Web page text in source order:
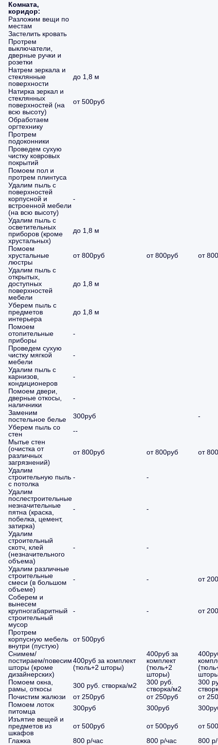
Комната,
коридор:
Разложим вещи по
местам
Застелить кровать
Протрем
выключатели,
дверные ручки и
розетки
Натрем зеркала и
стеклянные
поверхности
до 1,8 м
Натирка зеркал и
стеклянных
поверхностей (на
всю высоту)
от 500руб
Обработаем
оргтехнику
Протрем
подоконники
Проведем сухую
чистку ковровых
покрытий
Помоем пол и
протрем плинтуса
Удалим пыль с
поверхностей
корпусной и
встроенной мебели
(на всю высоту)
-
Удалим пыль с
осветительных
приборов (кроме
хрустальных)
до 1,8 м
Помоем
хрустальные
люстры
от 800руб от 800руб
от
Удалим пыль с
открытых,
доступных
поверхностей
мебели
до 1,8 м
Уберем пыль с
предметов
интерьера
до 1,8 м
Помоем
отопительные
приборы
-
Проведем сухую
чистку мягкой
мебели
-
Удалим пыль с
карнизов,
кондиционеров
-
Помоем двери,
дверные откосы,
наличники
-
Заменим
постельное белье
300руб
-
Уберем пыль со
стен
--
Мытье стен
(очистка от
различных
загрязнений)
от 800руб от 800руб от
Удалим
строительную пыль
с потолка
-
-
Удалим
послестроительные
незначительные
пятна (краска,
побелка, цемент,
затирка)
- -
Удалим
строительный
скотч, клей
(незначительного
объема)
- -
Удалим различные
строительные
смеси (в большом
объеме)
- - от
Соберем и
вынесем
крупногабаритный
строительный
мусор
- - от
Протрем
корпусную мебель
внутри (пустую)
от 500руб
Снимем/
постираем/повесим
шторы (кроме
дизайнерских)
400руб за комплект
(тюль+2 шторы)
400руб за
комплект
(тюль+2
шторы)
Помоем окна,
рамы, откосы
300 руб. створка/м2
300 руб.
створка/м2
300
Почистим жалюзи
от 250руб от 250руб
от
Помоем лоток
питомца
300руб 300руб
Изъятие вещей и
предметов из
шкафов
от 500руб от 500руб
от
Глажка
800 р/час 800 р/час
800